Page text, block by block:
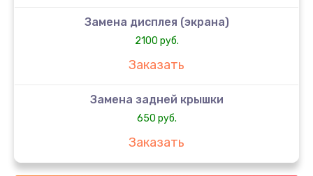
Замена дисплея (экрана)
2100 руб.
Заказать
Замена задней крышки
650 руб.
Заказать